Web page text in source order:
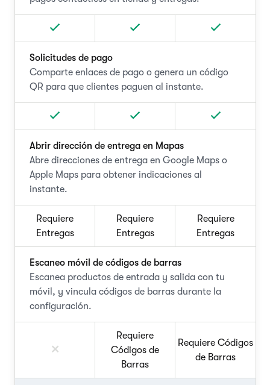
Solicitudes de pago
Comparte enlaces de pago o genera un código
QR para que clientes paguen al instante.
Abrir dirección de entrega en Mapas
Abre direcciones de entrega en Google Maps o
Apple Maps para obtener indicaciones al
instante.
Requiere
Entregas
Requiere
Entregas
Requiere
Entregas
Escaneo móvil de códigos de barras
Escanea productos de entrada y salida con tu
móvil, y vincula códigos de barras durante la
configuración.
Requiere
Códigos de
Barras
Requiere Códigos
de Barras